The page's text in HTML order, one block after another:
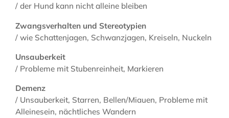
/ der Hund kann nicht alleine bleiben
Zwangsverhalten und Stereotypien
/ wie Schattenjagen, Schwanzjagen, Kreiseln, Nuckeln
Unsauberkeit
/ Probleme mit Stubenreinheit, Markieren
Demenz
/ Unsauberkeit, Starren, Bellen/Miauen, Probleme mit
Alleinesein, nächtliches Wandern